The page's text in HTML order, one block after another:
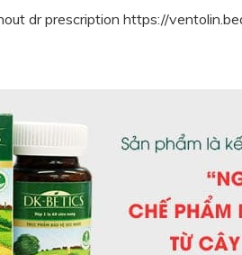
dr prescription https://